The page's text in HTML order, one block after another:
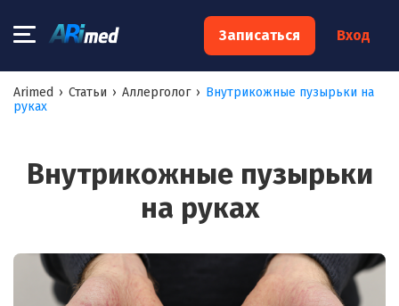
Записаться Вход
Arimed › Статьи › Аллерголог › Внутрикожные пузырьки на
руках
Внутрикожные пузырьки
на руках
×
Запишитесь на консультацию к
Ваш e-mail:*